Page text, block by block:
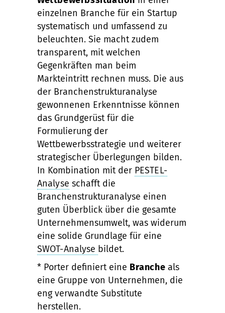
einzelnen Branche für ein Startup
systematisch und umfassend zu
beleuchten. Sie macht zudem
transparent, mit welchen
Gegenkräften man beim
Markteintritt rechnen muss. Die aus
der Branchenstrukturanalyse
gewonnenen Erkenntnisse können
das Grundgerüst für die
Formulierung der
Wettbewerbsstrategie und weiterer
strategischer Überlegungen bilden.
In Kombination mit der PESTEL-
Analyse schafft die
Branchenstrukturanalyse einen
guten Überblick über die gesamte
Unternehmensumwelt, was widerum
eine solide Grundlage für eine
SWOT-Analyse bildet.
* Porter definiert eine Branche als
eine Gruppe von Unternehmen, die
eng verwandte Substitute
herstellen.